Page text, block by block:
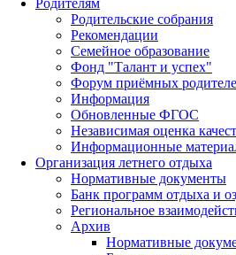
Родительские собрания
Рекомендации
Семейное образование
Фонд "Талант и успех"
Форум приёмных
Информация
Обновленные ФГОС
Независимая оценка
Информационные
Организация летнего отдыха
Нормативные документы
Банк программ отдыха и
Региональное
Архив
Нормативные